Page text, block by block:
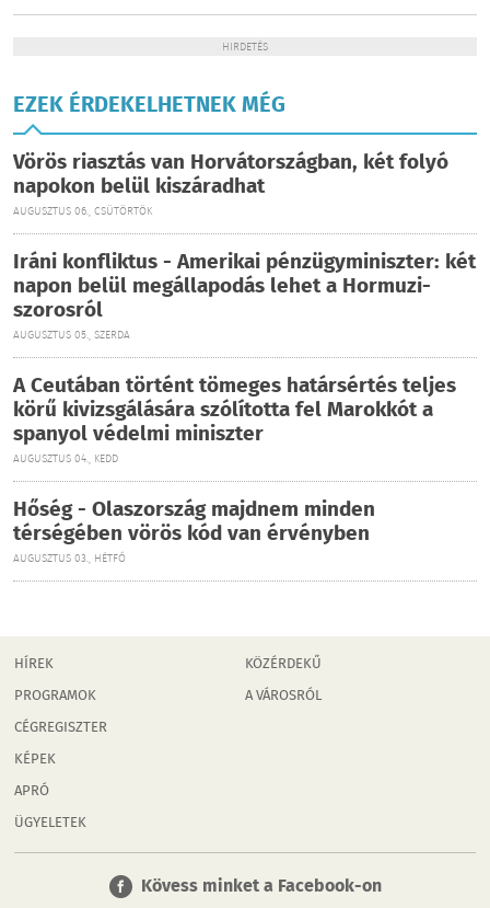
HIRDETÉS
EZEK ÉRDEKELHETNEK MÉG
Vörös riasztás van Horvátországban, két folyó
napokon belül kiszáradhat
AUGUSZTUS 06., CSÜTÖRTÖK
Iráni konfliktus - Amerikai pénzügyminiszter: két
napon belül megállapodás lehet a Hormuzi-
szorosról
AUGUSZTUS 05., SZERDA
A Ceutában történt tömeges határsértés teljes
körű kivizsgálására szólította fel Marokkót a
spanyol védelmi miniszter
AUGUSZTUS 04., KEDD
Hőség - Olaszország majdnem minden
térségében vörös kód van érvényben
AUGUSZTUS 03., HÉTFŐ
HÍREK
PROGRAMOK
CÉGREGISZTER
KÉPEK
APRÓ
ÜGYELETEK
KÖZÉRDEKŰ
A VÁROSRÓL
Kövess minket a Facebook-on